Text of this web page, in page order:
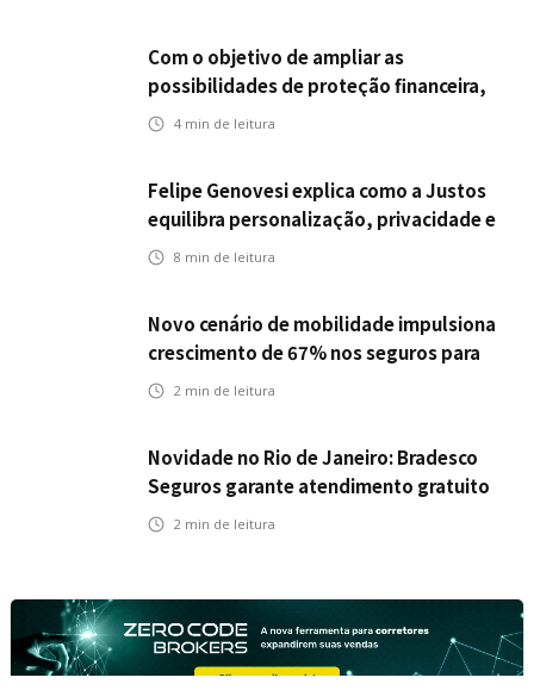
Com o objetivo de ampliar as
possibilidades de proteção financeira,
Icatu Seguros eleva capital segurado
4 min de leitura
Felipe Genovesi explica como a Justos
equilibra personalização, privacidade e
tecnologia
8 min de leitura
Novo cenário de mobilidade impulsiona
crescimento de 67% nos seguros para
veículos elétricos da Bradesco Seguros
2 min de leitura
Novidade no Rio de Janeiro: Bradesco
Seguros garante atendimento gratuito
na Ponte Rio-Niterói
2 min de leitura